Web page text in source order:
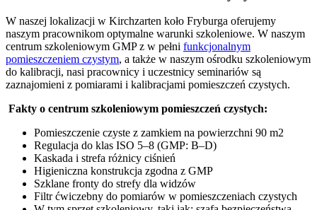
W naszej lokalizacji w Kirchzarten koło Fryburga oferujemy
naszym pracownikom optymalne warunki szkoleniowe. W naszym
centrum szkoleniowym GMP z w pełni funkcjonalnym
pomieszczeniem czystym, a także w naszym ośrodku szkoleniowym
do kalibracji, nasi pracownicy i uczestnicy seminariów są
zaznajomieni z pomiarami i kalibracjami pomieszczeń czystych.
Fakty o centrum szkoleniowym pomieszczeń czystych:
Pomieszczenie czyste z zamkiem na powierzchni 90 m2
Regulacja do klas ISO 5–8 (GMP: B–D)
Kaskada i strefa różnicy ciśnień
Higieniczna konstrukcja zgodna z GMP
Szklane fronty do strefy dla widzów
Filtr ćwiczebny do pomiarów w pomieszczeniach czystych